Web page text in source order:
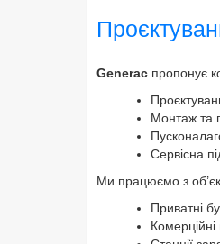
Generac пропонує
Монтаж та
Сервісна
Ми працюємо з
Приватні